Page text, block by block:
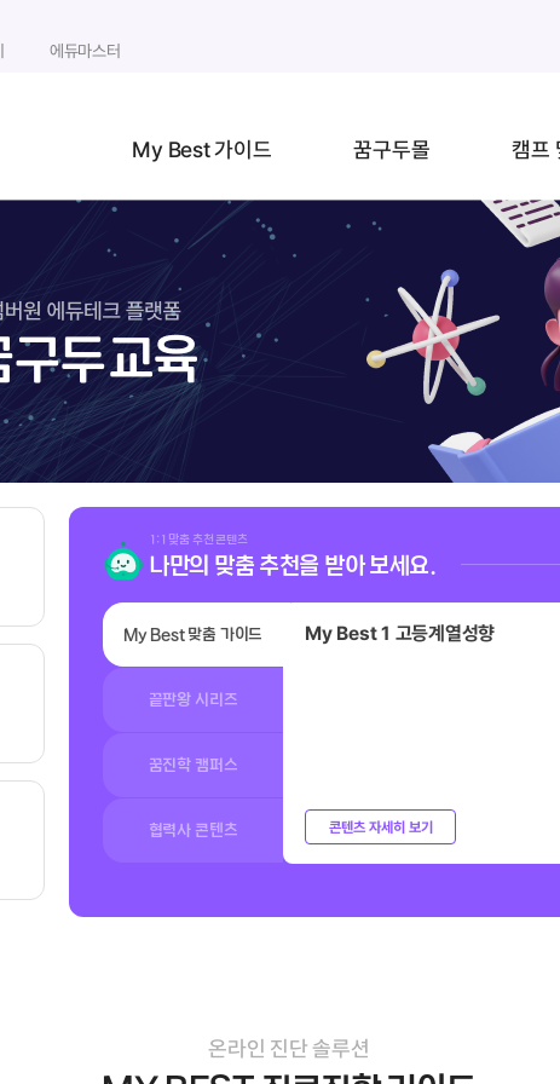
에듀마스터
My Best 가이드 꿈구두몰 캠프
1:1 맞춤 추천 콘텐츠
나만의 맞춤 추천을 받아 보세요.
My Best 맞춤 가이드
끝판왕 시리즈
꿈진학 캠퍼스
협력사 콘텐츠
My Best 1 고등계열성향
콘텐츠 자세히 보기
온라인 진단 솔루션